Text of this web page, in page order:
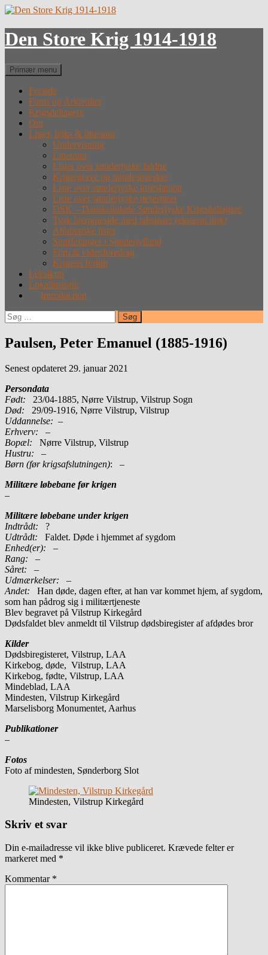
Hop
indhold
Den Store Krig 1914-1918
Søg
Primær menu
Forside
Fotos og Arkivalier
Krigsdeltagere
Om
Lister, links & litteratur
Undervisning
Litteratur
Lister over sønderjyske faldne
Krigergrave og mindesmærker
Liste over sønderjyske krigsfanger
Liste over sønderjyske desertører
DSK – Dansksindede Sønderjyske Krigsdeltagere
Tysk hjemmeside med tabslister (eksternt link)
Alfabetiske lister
Straffefanger i Sønderjylland
Film & videoforedrag
Krigens forløb
Leksikon
Lokalhistorie
Introduction
Søg
efter:
Paulsen, Peter Emanuel (1885-1916)
Senest opdateret 29. januar 2021
Persondata
Født: 23/04-1885, Nørre Vilstrup, Vilstrup Sogn
Død: 29/09-1916, Nørre Vilstrup, Vilstrup
Uddannelse: –
Erhverv: –
Bopæl: Nørre Vilstrup, Vilstrup
Hustru: –
Børn (før krigsafslutningen): –
Militære løbebane før krigen
–
Militære løbebane under krigen
Indtrådt: ?
Udtrådt: Faldet. Døde i hjemmet af sygdom
Enhed(er):
–
Rang:
–
Såret: –
Udmærkelser: –
Andet: Han døde, dagen efter, at han var kommet hjem, af sygdom,
som han pådrog sig i militærtjeneste
Blev begravet på Vilstrup Kirkegård
Dødsfaldet blev anmeldt til Vilstrup dødsbiregister af afdødes bror
Kilder
Dødsbiregisteret, Vilstrup, LAA
Kirkebog, døde, Vilstrup, LAA
Kirkebog, fødte, Vilstrup, LAA
Mindeblad, LAA
Mindesten, Vilstrup Kirkegård
Marselisborg Monumentet, Aarhus
Publikationer
–
Fotos
Foto af mindesten, Sønderborg Slot
Mindesten, Vilstrup Kirkegård
Skriv et svar
Din e-mailadresse vil ikke blive publiceret. Krævede felter er
markeret med *
Kommentar *